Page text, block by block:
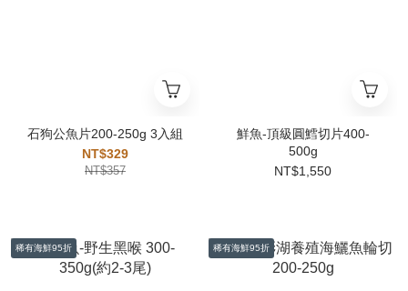
石狗公魚片200-250g 3入組
NT$329
NT$357
鮮魚-頂級圓鱈切片400-
500g
NT$1,550
稀有海鮮95折 稀有海鮮95折